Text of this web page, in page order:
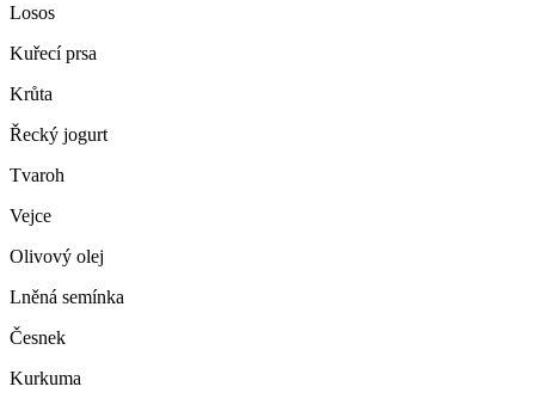
Losos
Kuřecí prsa
Krůta
Řecký jogurt
Tvaroh
Vejce
Olivový olej
Lněná semínka
Česnek
Kurkuma